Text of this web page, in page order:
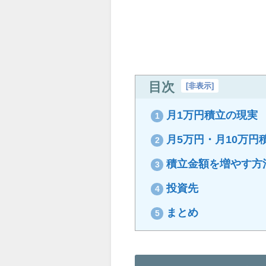
目次 [非表示]
1 月1万円積立の現実
2 月5万円・月10万円
3 積立金額を増やす方
4 投資先
5 まとめ